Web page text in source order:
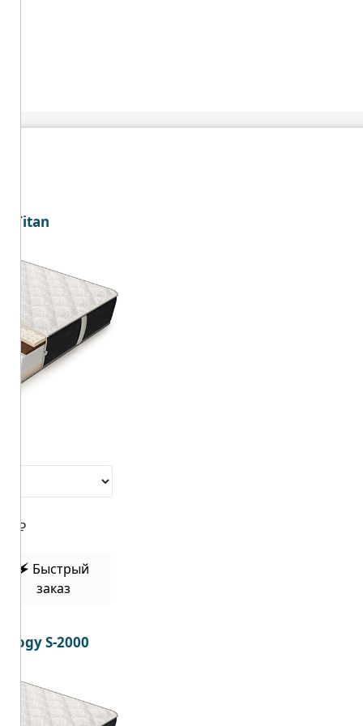
Titan
₽
🗲 Быстрый
заказ
S-2000